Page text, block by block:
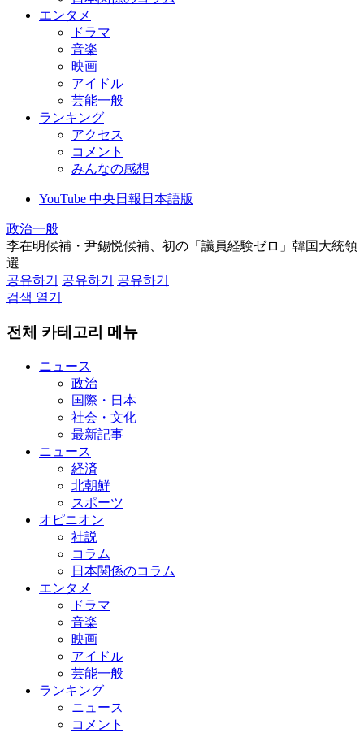
エンタメ
ドラマ
音楽
映画
アイドル
芸能一般
ランキング
アクセス
コメント
みんなの感想
YouTube 中央日報日本語版
政治一般
李在明候補・尹錫悦候補、初の「議員経験ゼロ」韓国大統領
選
공유하기
공유하기
공유하기
검색 열기
전체 카테고리 메뉴
ニュース
政治
国際・日本
社会・文化
最新記事
ニュース
経済
北朝鮮
スポーツ
オピニオン
社説
コラム
日本関係のコラム
エンタメ
ドラマ
音楽
映画
アイドル
芸能一般
ランキング
ニュース
コメント